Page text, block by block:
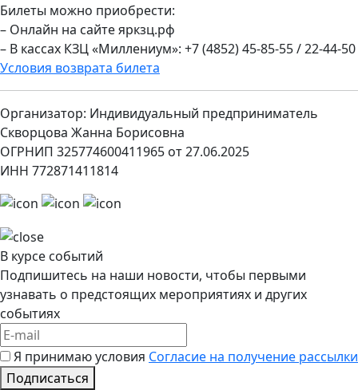
Билеты можно приобрести:
– Онлайн на сайте яркзц.рф
– В кассах КЗЦ «Миллениум»: +7 (4852) 45-85-55 / 22-44-50
Условия возврата билета
Организатор: Индивидуальный предприниматель
Скворцова Жанна Борисовна
ОГРНИП 325774600411965 от 27.06.2025
ИНН 772871411814
В курсе событий
Подпишитесь на наши новости, чтобы первыми
узнавать о предстоящих мероприятиях и других
событиях
Я принимаю условия Согласие на получение рассылки
Подписаться